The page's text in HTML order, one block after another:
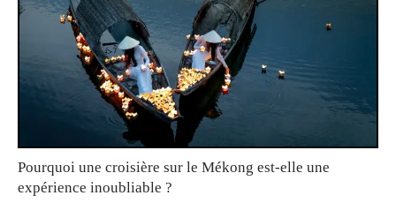
Pourquoi une croisière sur le Mékong est-elle une
expérience inoubliable ?